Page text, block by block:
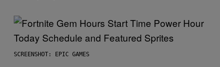
SCREENSHOT: EPIC GAMES